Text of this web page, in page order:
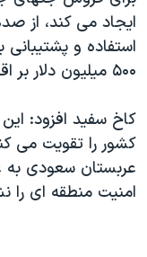
ايجاد می کند، از
استفاده و
۵۰۰ ميليون دلار بر اقتصاد آمريکا تاثير می گذارد.
کاخ سفيد افزود: اين
کشور را تقويت می
عربستان سعودی به
امنیت منطقه ای را